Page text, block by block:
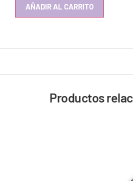
AÑADIR AL CARRITO
Productos